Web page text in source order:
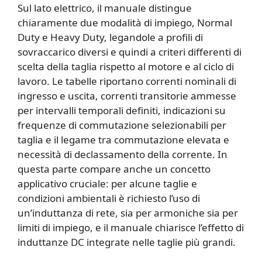
Sul lato elettrico, il manuale distingue
chiaramente due modalità di impiego, Normal
Duty e Heavy Duty, legandole a profili di
sovraccarico diversi e quindi a criteri differenti di
scelta della taglia rispetto al motore e al ciclo di
lavoro. Le tabelle riportano correnti nominali di
ingresso e uscita, correnti transitorie ammesse
per intervalli temporali definiti, indicazioni su
frequenze di commutazione selezionabili per
taglia e il legame tra commutazione elevata e
necessità di declassamento della corrente. In
questa parte compare anche un concetto
applicativo cruciale: per alcune taglie e
condizioni ambientali è richiesto l’uso di
un’induttanza di rete, sia per armoniche sia per
limiti di impiego, e il manuale chiarisce l’effetto di
induttanze DC integrate nelle taglie più grandi.